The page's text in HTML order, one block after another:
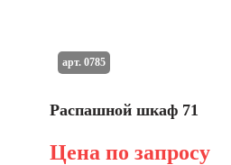
Распашной шкаф 71
Цена по запросу
арт. 0785